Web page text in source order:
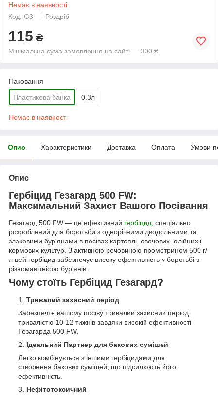
Немає в наявності
Код: G3
Роздріб
115 ₴
Мінімальна сума замовлення на сайті — 300 ₴
Паковання
Пластикова банка 0.3л
Немає в наявності
Опис Характеристики Доставка Оплата Умови
Опис
Гербіцид Гезагард 500 FW:
Максимальний Захист Вашого Посівання
Гезагард 500 FW — це ефективний гербіцид, спеціально
розроблений для боротьби з однорічними дводольними та
злаковими бур'янами в посівах картоплі, овочевих, олійних і
кормових культур. З активною речовиною прометрином 500 г/
л цей гербіцид забезпечує високу ефективність у боротьбі з
різноманітністю бур'янів.
Чому стоїть Гербіцид Гезагард?
Тривалий захисний період
Забезпечте вашому посіву тривалий захисний період
тривалістю 10-12 тижнів завдяки високій ефективності
Гезагарда 500 FW.
Ідеальний Партнер для бакових сумішей
Легко комбінується з іншими гербіцидами для
створення бакових сумішей, що підсилюють його
ефективність.
Нефітотоксичний